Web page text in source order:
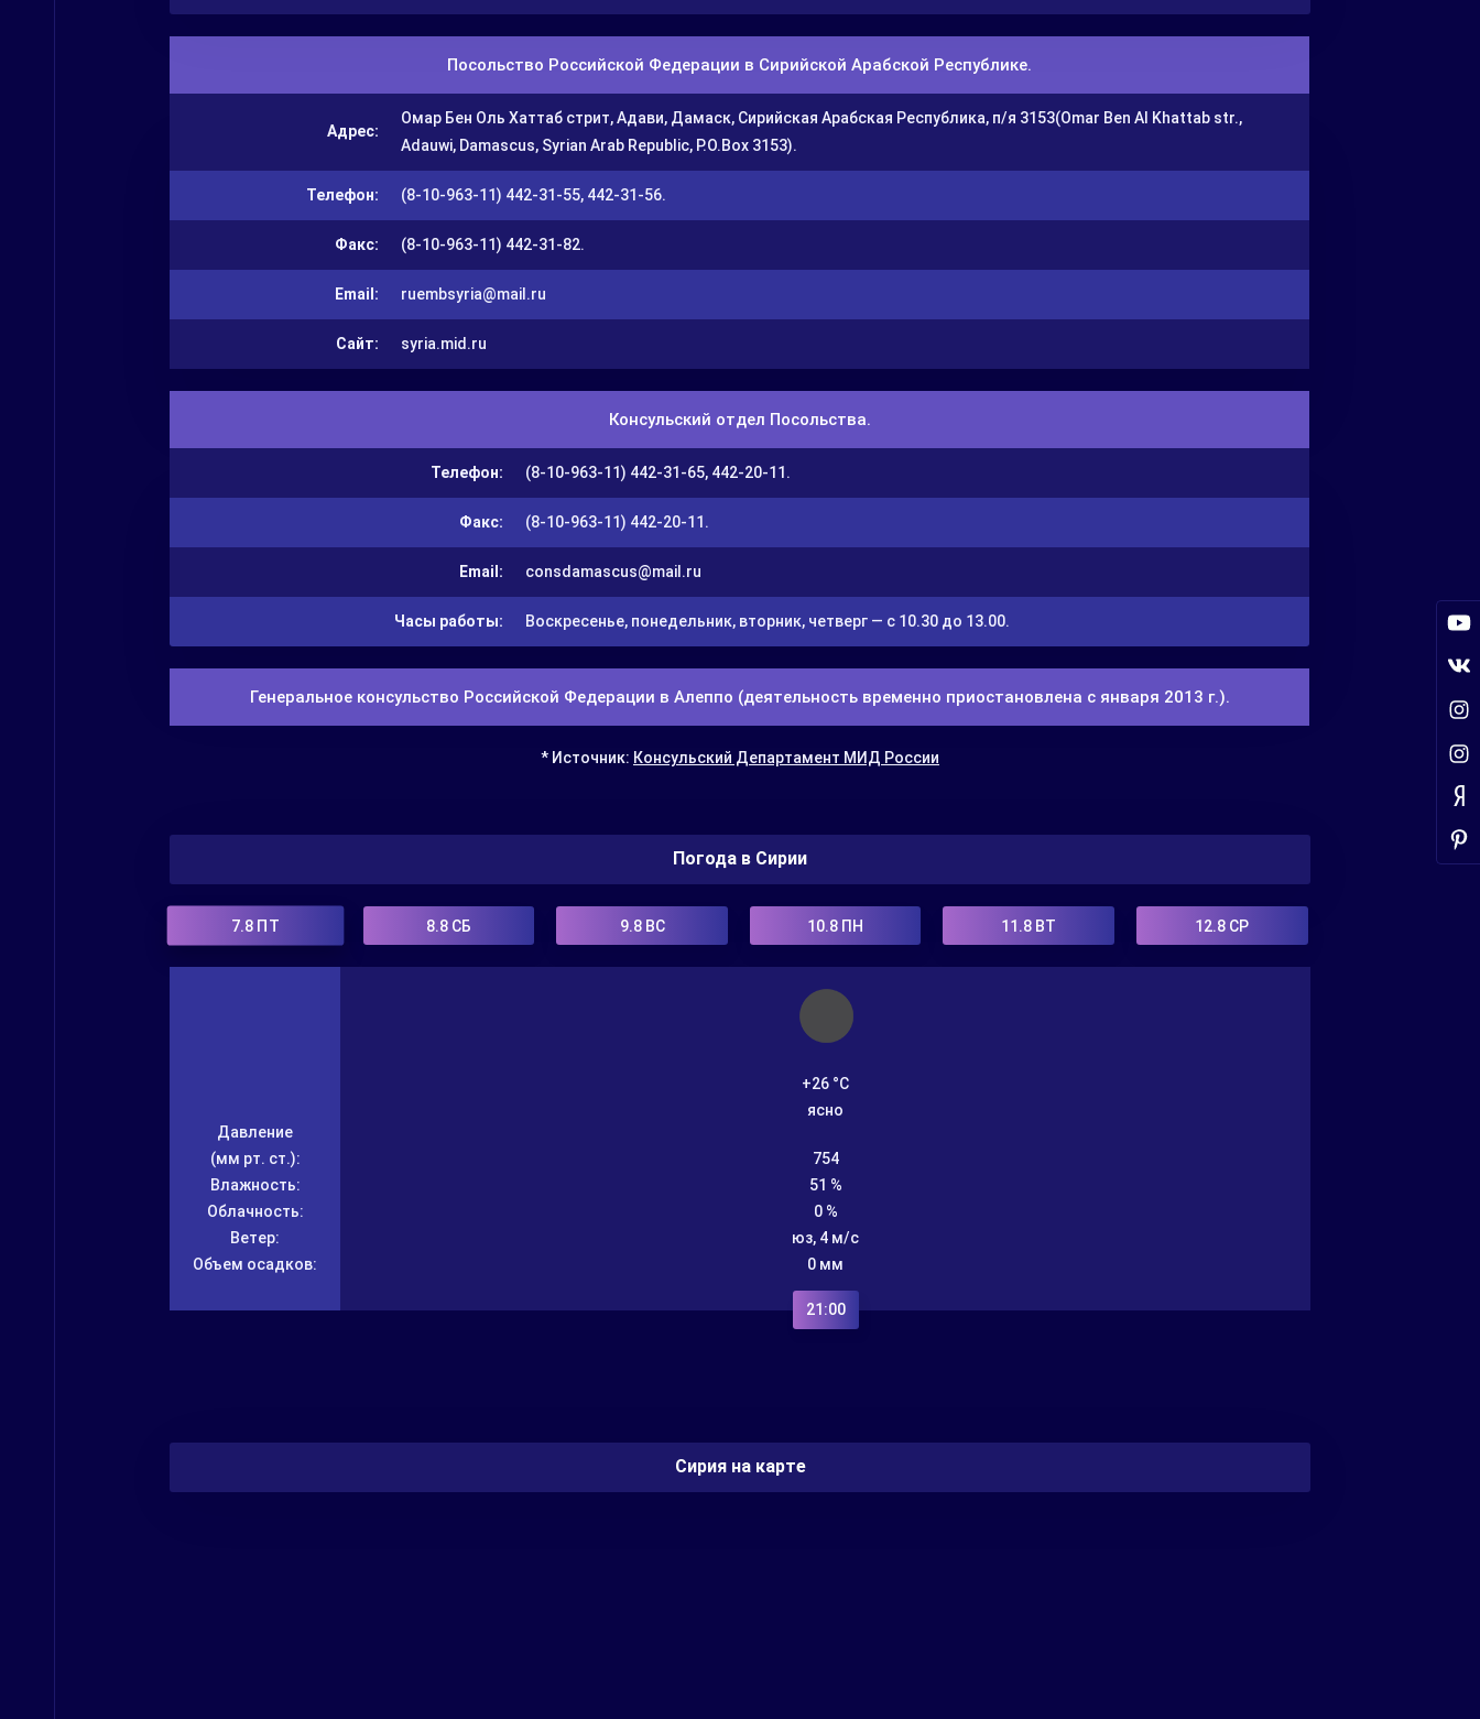
Посольство Российской Федерации в Сирийской Арабской Республике.
Адрес:
Омар Бен Оль Хаттаб стрит, Адави, Дамаск, Сирийская Арабская Республика, п/я 3153(Omar Ben Al Khattab str.,
Adauwi, Damascus, Syrian Arab Republic, P.O.Box 3153).
Телефон: (8-10-963-11) 442-31-55, 442-31-56.
Факс: (8-10-963-11) 442-31-82.
Email: ruembsyria@mail.ru
Сайт: syria.mid.ru
Консульский отдел Посольства.
Телефон: (8-10-963-11) 442-31-65, 442-20-11.
Факс: (8-10-963-11) 442-20-11.
Email: consdamascus@mail.ru
Часы работы: Воскресенье, понедельник, вторник, четверг — с 10.30 до 13.00.
Генеральное консульство Российской Федерации в Алеппо (деятельность временно приостановлена с января 2013 г.).
* Источник: Консульский Департамент МИД России
Погода в Сирии
7.8 ПТ 8.8 СБ 9.8ВС 10.8 ПН 11.8 ВТ 12.8 СР
Давление
(мм рт. ст.):
Влажность:
Облачность:
Ветер:
Объем осадков:
+26 °C
ясно
754
51 %
0 %
юз, 4 м/с
0 мм
21:00
Сирия на карте